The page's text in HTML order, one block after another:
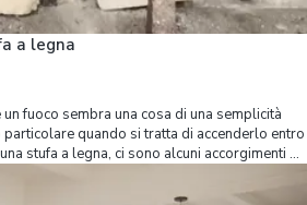
a legna
un fuoco sembra una cosa di una semplicità
quando si tratta di accenderlo entro
stufa a legna, ci sono alcuni accorgimenti di
a: Le dimensioni della legna;